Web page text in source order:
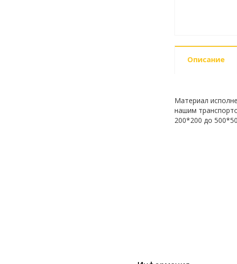
Описание
Материал
нашим
200*200 до